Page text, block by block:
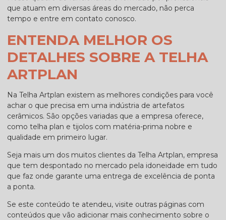
que atuam em diversas áreas do mercado, não perca
tempo e entre em contato conosco.
ENTENDA MELHOR OS
DETALHES SOBRE A TELHA
ARTPLAN
Na Telha Artplan existem as melhores condições para você
achar o que precisa em uma indústria de artefatos
cerâmicos. São opções variadas que a empresa oferece,
como telha plan e tijolos com matéria-prima nobre e
qualidade em primeiro lugar.
Seja mais um dos muitos clientes da Telha Artplan, empresa
que tem despontado no mercado pela idoneidade em tudo
que faz onde garante uma entrega de excelência de ponta
a ponta.
Se este conteúdo te atendeu, visite outras páginas com
conteúdos que vão adicionar mais conhecimento sobre o